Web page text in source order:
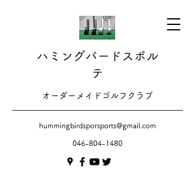
ハミングバードスポル
テ
​​オーダーメイドゴルフクラブ
hummingbirdsporsports@gmail.com
046-804-1480